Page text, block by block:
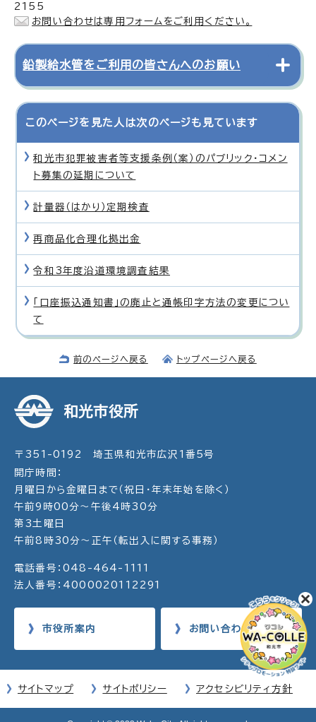
2155
お問い合わせは専用フォームをご利用ください。
鉛製給水管をご利用の皆さんへのお願い
このページを見た人は次のページも見ています
和光市犯罪被害者等支援条例（案）のパブリック・コメン
ト募集の延期について
計量器（はかり）定期検査
再商品化合理化拠出金
令和3年度沿道環境調査結果
「口座振込通知書」の廃止と通帳印字方法の変更につい
て
前のページへ戻る トップページへ戻る
和光市役所
〒351-0192 埼玉県和光市広沢1番5号
開庁時間：
月曜日から金曜日まで（祝日・年末年始を除く）
午前9時00分～午後4時30分
第3土曜日
午前8時30分～正午（転出入に関する事務）
電話番号：048-464-1111
法人番号：4000020112291
市役所案内 お問い合わせ
サイトマップ サイトポリシー アクセシビリティ方針